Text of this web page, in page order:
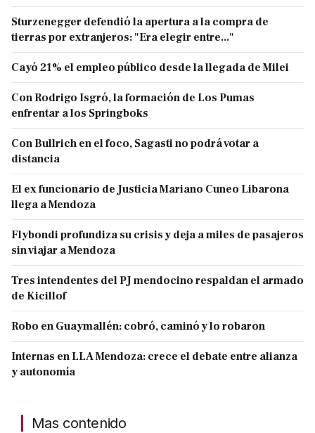
Sturzenegger defendió la apertura a la compra de
tierras por extranjeros: "Era elegir entre..."
Cayó 21% el empleo público desde la llegada de Milei
Con Rodrigo Isgró, la formación de Los Pumas
enfrentar a los Springboks
Con Bullrich en el foco, Sagasti no podrá votar a
distancia
El ex funcionario de Justicia Mariano Cuneo Libarona
llega a Mendoza
Flybondi profundiza su crisis y deja a miles de pasajeros
sin viajar a Mendoza
Tres intendentes del PJ mendocino respaldan el armado
de Kicillof
Robo en Guaymallén: cobró, caminó y lo robaron
Internas en LLA Mendoza: crece el debate entre alianza
y autonomía
Mas contenido